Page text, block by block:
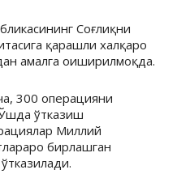
Соғлиқни
қарашли халқаро
амалга оиширилмоқда.
300 операцияни
ўтказиш
Миллий
бирлашган